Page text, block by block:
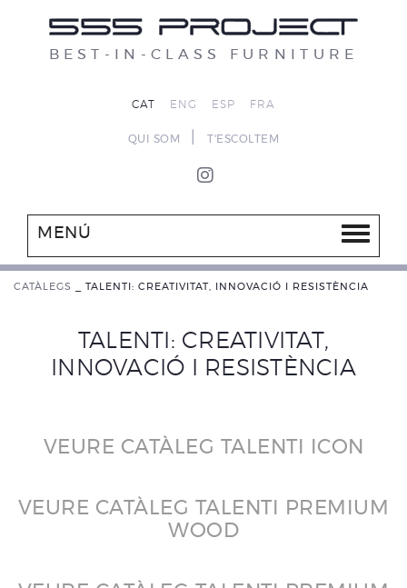
BEST-IN-CLASS FURNITURE
CAT ENG ESP FRA
QUI SOM T'ESCOLTEM
MENÚ
CATÀLEGS TALENTI: CREATIVITAT, INNOVACIÓ I RESISTÈNCIA
TALENTI: CREATIVITAT,
INNOVACIÓ I RESISTÈNCIA
VEURE CATÀLEG TALENTI ICON
VEURE CATÀLEG TALENTI PREMIUM
WOOD